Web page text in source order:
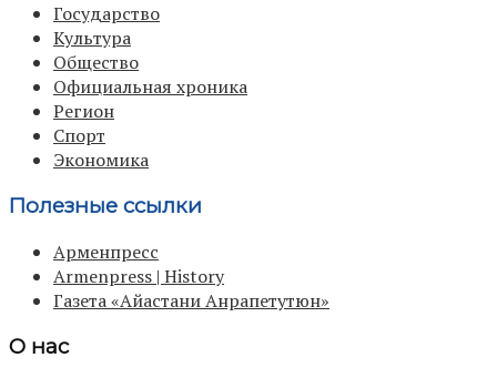
Государство
Культура
Общество
Официальная хроника
Регион
Спорт
Экономика
Полезные ссылки
Арменпресс
Armenpress | History
Газета «Айастани Анрапетутюн»
О нас